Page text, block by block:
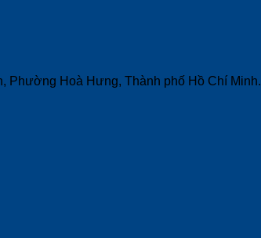
Phường Hoà Hưng, Thành phố Hồ Chí Minh.